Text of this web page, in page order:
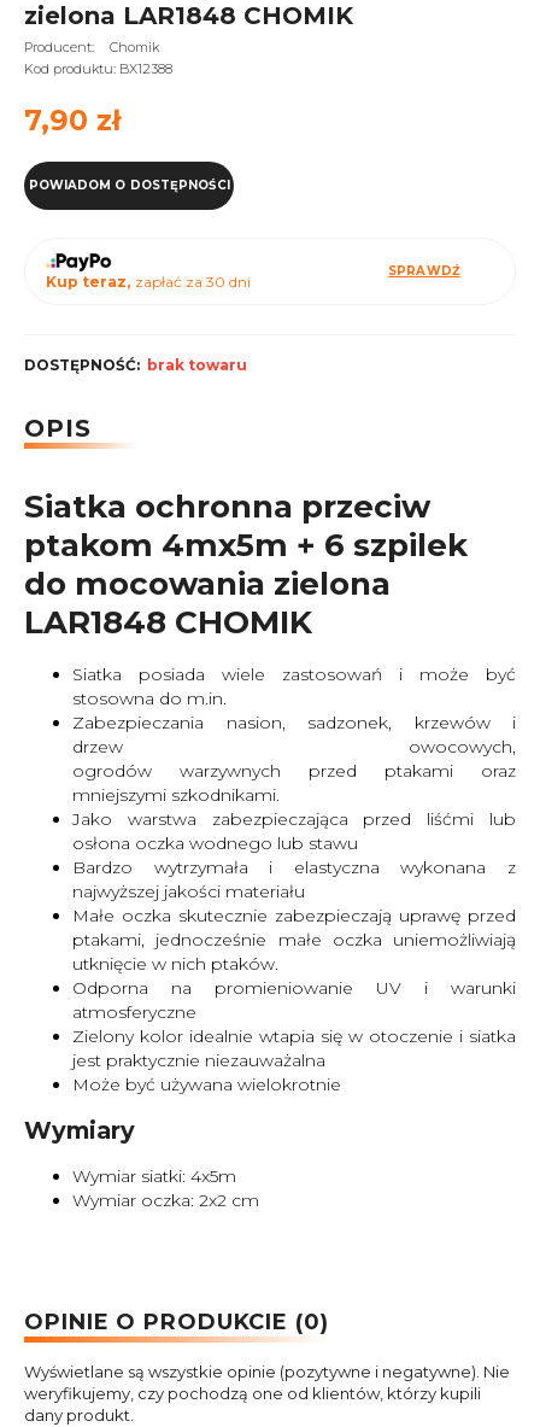
zielona LAR1848 CHOMIK
Producent:
Chomik
Kod produktu: BX12388
7,90 zł
POWIADOM O DOSTĘPNOŚCI
Kup teraz, zapłać za 30 dni
SPRAWDŹ
DOSTĘPNOŚĆ: brak towaru
OPIS
Siatka ochronna przeciw
ptakom 4mx5m + 6 szpilek
do mocowania zielona
LAR1848 CHOMIK
Siatka posiada wiele zastosowań i może być
stosowna do m.in.
Zabezpieczania nasion, sadzonek, krzewów i
drzew owocowych,
ogrodów warzywnych przed ptakami oraz
mniejszymi szkodnikami.
Jako warstwa zabezpieczająca przed liśćmi lub
osłona oczka wodnego lub stawu
Bardzo wytrzymała i elastyczna wykonana z
najwyższej jakości materiału
Małe oczka skutecznie zabezpieczają uprawę przed
ptakami, jednocześnie małe oczka uniemożliwiają
utknięcie w nich ptaków.
Odporna na promieniowanie UV i warunki
atmosferyczne
Zielony kolor idealnie wtapia się w otoczenie i siatka
jest praktycznie niezauważalna
Może być używana wielokrotnie
Wymiary
Wymiar siatki: 4x5m
Wymiar oczka: 2x2 cm
OPINIE O PRODUKCIE (0)
Wyświetlane są wszystkie opinie (pozytywne i negatywne). Nie
weryfikujemy, czy pochodzą one od klientów, którzy kupili
dany produkt.